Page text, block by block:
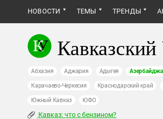
НОВОСТИ ТЕМЫ ТРЕНДЫ
Кавказский
Абхазия Аджария Адыгея
Карачаево-Черкесия Краснодарский край
Южный Кавказ ЮФО
Кавказ: что с бензином?